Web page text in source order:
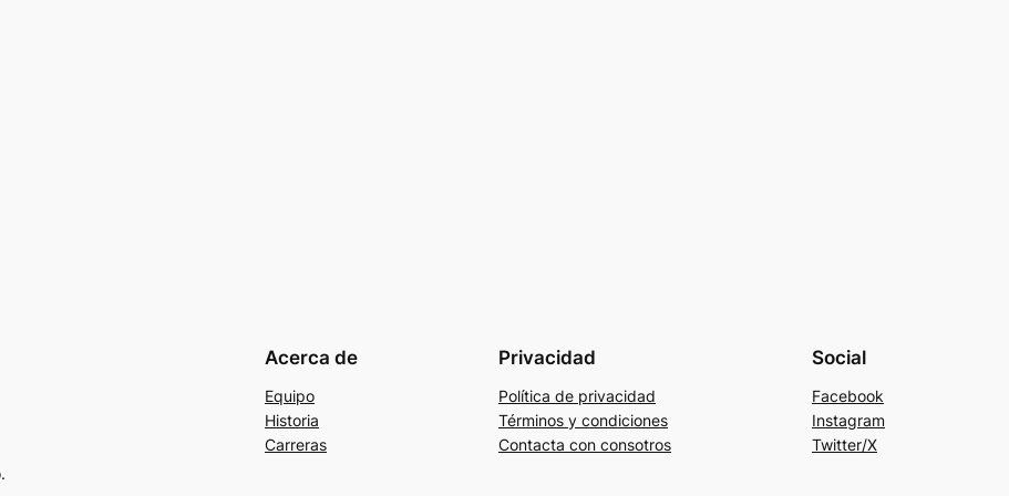
Acerca de
Equipo
Historia
Carreras
Privacidad
Política de privacidad
Términos y condiciones
Contacta con consotros
Social
Facebook
Instagram
Twitter/X